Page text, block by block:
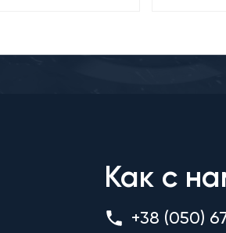
Как с
+38 (050)